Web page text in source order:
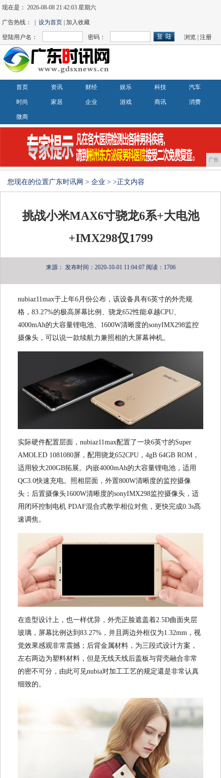
现在是：2026-08-08 21:42:03 星期六
广告热线： |设为首页 | 加入收藏
登陆用户名： 密码： 浏览 |注册
首页 资讯 财经 娱乐 科技 汽车
时尚 家居 企业 游戏 商讯 消费
微商
广告
您现在的位置广东时讯网 > 企业 > >正文内容
挑战小米MAX6寸骁龙6系+大电池
+IMX298仅1799
来源： 发布时间：2020-10-01 11:04:07 阅读：1706
nubiaz11max于上年6月份公布，该设备具有6英寸的外壳规
格，83.27%的极高屏幕比例、骁龙652性能卓越CPU、
4000mAh的大容量锂电池、1600W清晰度的sonyIMX298监控
摄像头，可以说一款续航力兼照相的大屏幕神机。
实际硬件配置层面，nubiaz11max配置了一块6英寸的Super
AMOLED 1081080屏，配用骁龙652CPU，4gB 64GB ROM，
适用较大200GB拓展。内嵌4000mAh的大容量锂电池，适用
QC3.0快速充电。照相层面，外置800W清晰度的监控摄像
头；后置摄像头1600W清晰度的sonyIMX298监控摄像头，适
用闭环控制电机 PDAF混合式教学相位对焦，更快完成0.3s髙
速调焦。
在造型设计上，也一样优异，外壳正脸遮盖着2.5D曲面夹层
玻璃，屏幕比例达到83.27%，并且两边外框仅为1.32mm，视
觉效果感观非常震撼；后背金属材料，为三段式设计方案，
左右两边为塑料材料，但是无线天线后盖板与背壳融合非常
的密不可分，由此可见nubia对加工工艺的规定還是非常认真
细致的。